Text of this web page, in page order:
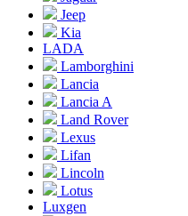
Jeep
Kia
LADA
Lamborghini
Lancia
Lancia A
Land Rover
Lexus
Lifan
Lincoln
Lotus
Luxgen